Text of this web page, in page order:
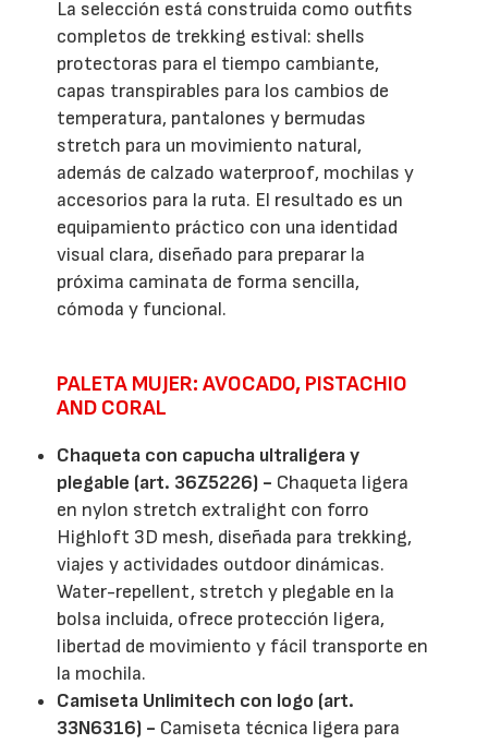
La selección está construida como outfits
completos de trekking estival: shells
protectoras para el tiempo cambiante,
capas transpirables para los cambios de
temperatura, pantalones y bermudas
stretch para un movimiento natural,
además de calzado waterproof, mochilas y
accesorios para la ruta. El resultado es un
equipamiento práctico con una identidad
visual clara, diseñado para preparar la
próxima caminata de forma sencilla,
cómoda y funcional.
PALETA MUJER: AVOCADO, PISTACHIO
AND CORAL
Chaqueta con capucha ultraligera y
plegable (art. 36Z5226) - Chaqueta ligera
en nylon stretch extralight con forro
Highloft 3D mesh, diseñada para trekking,
viajes y actividades outdoor dinámicas.
Water-repellent, stretch y plegable en la
bolsa incluida, ofrece protección ligera,
libertad de movimiento y fácil transporte en
la mochila.
Camiseta Unlimitech con logo (art.
33N6316) - Camiseta técnica ligera para